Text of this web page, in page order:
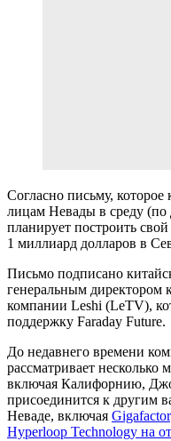
Согласно письму,
лицам Невады в среду
планирует построить
1 миллиард долларов в
Письмо подписано
генеральным директором
компании Leshi (LeTV),
поддержку Faraday Future.
До недавнего времени
рассматривает несколько
включая Калифорнию,
присоединится к другим
Неваде, включая
Hyperloop Technology на